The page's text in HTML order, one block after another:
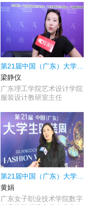
第21届中国（广东）大学生时装周|采访广东理工学院艺术设计学院服装设计教研室主任梁静仪
梁静仪
广东理工学院艺术设计学院
服装设计教研室主任
第21届中国（广东）大学生时装周|采访广东女子职业技术学院数字创意学院服设专业专业主任黄娟
黄娟
广东女子职业技术学院数字